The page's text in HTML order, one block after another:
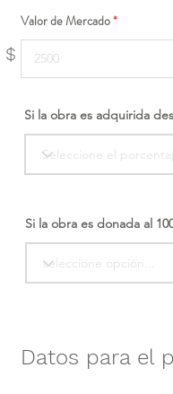
$
Valor de Mercado
Si la obra es adquirida
Si la obra es donada al
Datos para el